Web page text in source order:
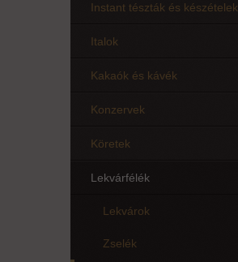
Instant tészták és készételek
Italok
Kakaók és kávék
Konzervek
Köretek
Lekvárfélék
Lekvárok
Zselék